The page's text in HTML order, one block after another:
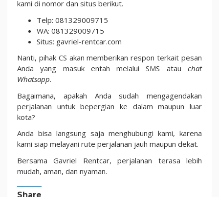
kami di nomor dan situs berikut.
Telp: 081329009715
WA: 081329009715
Situs: gavriel-rentcar.com
Nanti, pihak CS akan memberikan respon terkait pesan
Anda yang masuk entah melalui SMS atau chat
Whatsapp.
Bagaimana, apakah Anda sudah mengagendakan
perjalanan untuk bepergian ke dalam maupun luar
kota?
Anda bisa langsung saja menghubungi kami, karena
kami siap melayani rute perjalanan jauh maupun dekat.
Bersama Gavriel Rentcar, perjalanan terasa lebih
mudah, aman, dan nyaman.
Share